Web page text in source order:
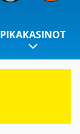
PIKAKASINOT